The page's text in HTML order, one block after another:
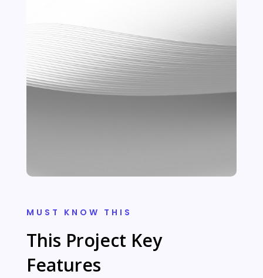
MUST KNOW THIS
This Project Key
Features